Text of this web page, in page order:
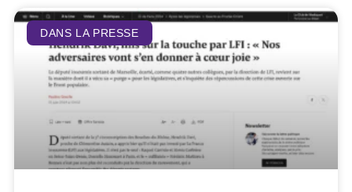
DANS LA PRESSE